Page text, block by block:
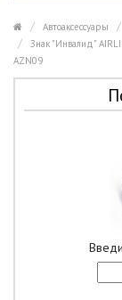
Автоаксессуары
Знак "Инвалид"
AZN09